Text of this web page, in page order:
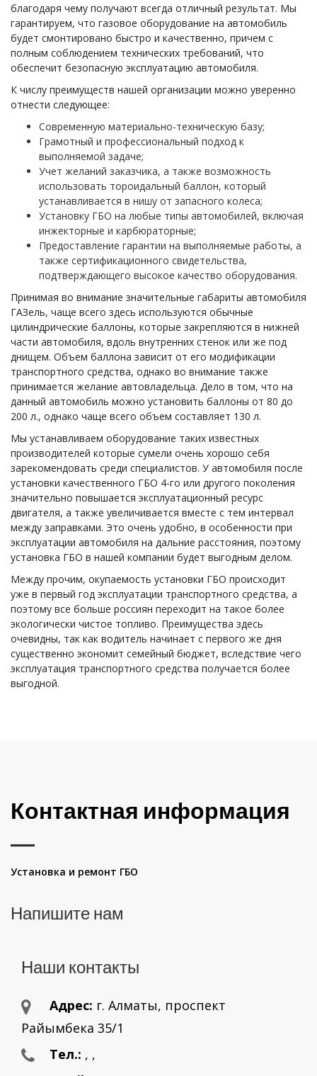
благодаря чему получают всегда отличный результат. Мы
гарантируем, что газовое оборудование на автомобиль
будет смонтировано быстро и качественно, причем с
полным соблюдением технических требований, что
обеспечит безопасную эксплуатацию автомобиля.
К числу преимуществ нашей организации можно уверенно
отнести следующее:
Современную материально-техническую базу;
Грамотный и профессиональный подход к
выполняемой задаче;
Учет желаний заказчика, а также возможность
использовать тороидальный баллон, который
устанавливается в нишу от запасного колеса;
Установку ГБО на любые типы автомобилей, включая
инжекторные и карбюраторные;
Предоставление гарантии на выполняемые работы, а
также сертификационного свидетельства,
подтверждающего высокое качество оборудования.
Принимая во внимание значительные габариты автомобиля
ГАЗель, чаще всего здесь используются обычные
цилиндрические баллоны, которые закрепляются в нижней
части автомобиля, вдоль внутренних стенок или же под
днищем. Объем баллона зависит от его модификации
транспортного средства, однако во внимание также
принимается желание автовладельца. Дело в том, что на
данный автомобиль можно установить баллоны от 80 до
200 л., однако чаще всего объем составляет 130 л.
Мы устанавливаем оборудование таких известных
производителей которые сумели очень хорошо себя
зарекомендовать среди специалистов. У автомобиля после
установки качественного ГБО 4-го или другого поколения
значительно повышается эксплуатационный ресурс
двигателя, а также увеличивается вместе с тем интервал
между заправками. Это очень удобно, в особенности при
эксплуатации автомобиля на дальние расстояния, поэтому
установка ГБО в нашей компании будет выгодным делом.
Между прочим, окупаемость установки ГБО происходит
уже в первый год эксплуатации транспортного средства, а
поэтому все больше россиян переходит на такое более
экологически чистое топливо. Преимущества здесь
очевидны, так как водитель начинает с первого же дня
существенно экономит семейный бюджет, вследствие чего
эксплуатация транспортного средства получается более
выгодной.
Контактная информация
Установка и ремонт ГБО
Напишите нам
Наши контакты
Адрес: г. Aлматы, проспект
Райымбека 35/1
Тел.: , ,